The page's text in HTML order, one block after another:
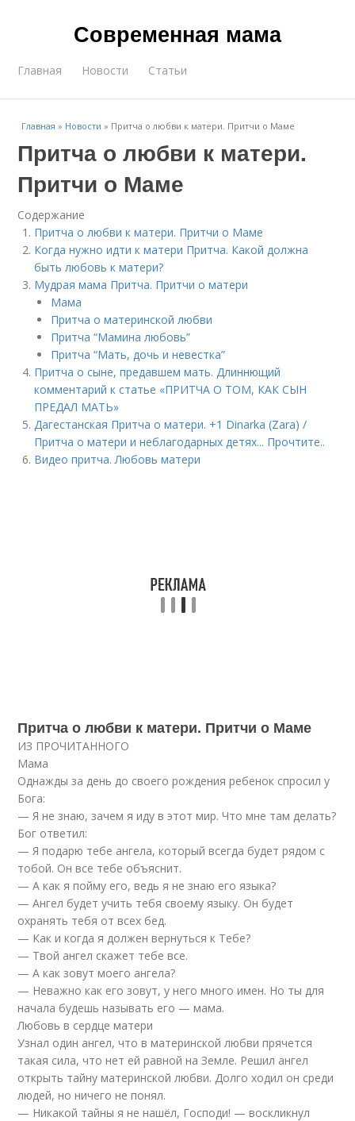
Современная мама
Главная Новости Статьи
Главная » Новости » Притча о любви к матери. Притчи о Маме
Притча о любви к матери.
Притчи о Маме
Содержание
Притча о любви к матери. Притчи о Маме
Когда нужно идти к матери Притча. Какой должна
быть любовь к матери?
Мудрая мама Притча. Притчи о матери
Мама
Притча о материнской любви
Притча “Мамина любовь”
Притча “Мать, дочь и невестка”
Притча о сыне, предавшем мать. Длиннющий
комментарий к статье «ПРИТЧА О ТОМ, КАК СЫН
ПРЕДАЛ МАТЬ»
Дагестанская Притча о матери. +1 Dinarka (Zara) /
Притча о матери и неблагодарных детях... Прочтите..
Видео притча. Любовь матери
Притча о любви к матери. Притчи о Маме
ИЗ ПРОЧИТАННОГО
Мама
Однажды за день до своего рождения ребенок спросил у
Бога:
— Я не знаю, зачем я иду в этот мир. Что мне там делать?
Бог ответил:
— Я подарю тебе ангела, который всегда будет рядом с
тобой. Он все тебе объяснит.
— А как я пойму его, ведь я не знаю его языка?
— Ангел будет учить тебя своему языку. Он будет
охранять тебя от всех бед.
— Как и когда я должен вернуться к Тебе?
— Твой ангел скажет тебе все.
— А как зовут моего ангела?
— Неважно как его зовут, у него много имен. Но ты для
начала будешь называть его — мама.
Любовь в сердце матери
Узнал один ангел, что в материнской любви прячется
такая сила, что нет ей равной на Земле. Решил ангел
открыть тайну материнской любви. Долго ходил он среди
людей, но ничего не понял.
— Никакой тайны я не нашёл, Господи! — воскликнул